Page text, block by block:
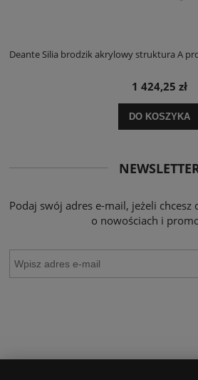
Deante Silia brodzik akrylowy struktura A
1 424,25 zł
DO KOSZYKA
Podaj swój adres e-mail, jeżeli
o nowościach i